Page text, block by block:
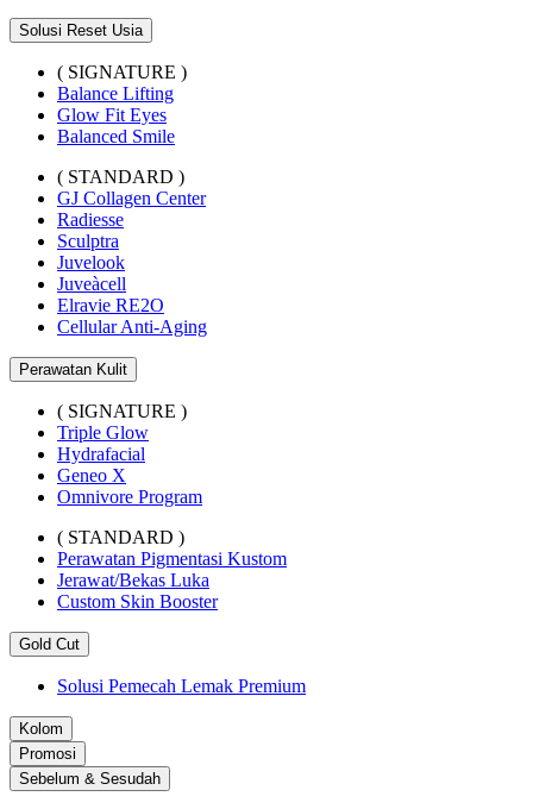
Solusi Reset Usia
( SIGNATURE )
Balance Lifting
Glow Fit Eyes
Balanced Smile
( STANDARD )
GJ Collagen Center
Radiesse
Sculptra
Juvelook
Juveàcell
Elravie RE2O
Cellular Anti-Aging
Perawatan Kulit
( SIGNATURE )
Triple Glow
Hydrafacial
Geneo X
Omnivore Program
( STANDARD )
Perawatan Pigmentasi Kustom
Jerawat/Bekas Luka
Custom Skin Booster
Gold Cut
Solusi Pemecah Lemak Premium
Kolom
Promosi
Sebelum & Sesudah